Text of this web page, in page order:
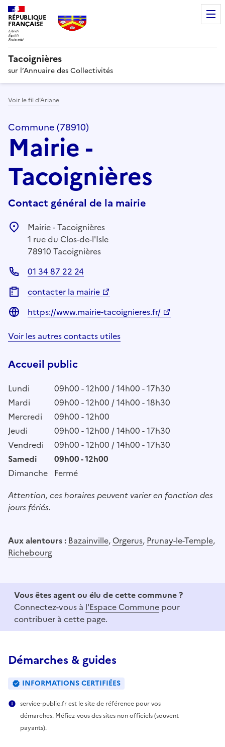
RÉPUBLIQUE
FRANÇAISE
Tacoignières
sur l’Annuaire des Collectivités
Voir le fil d’Ariane
Commune (78910)
Mairie -
Tacoignières
Contact général de la mairie
Mairie - Tacoignières
1 rue du Clos-de-l'Isle
78910 Tacoignières
01 34 87 22 24
contacter la mairie
https://www.mairie-tacoignieres.fr/
Voir les autres contacts utiles
Accueil public
Lundi
09h00 - 12h00 / 14h00 - 17h30
Mardi
09h00 - 12h00 / 14h00 - 18h30
Mercredi
09h00 - 12h00
Jeudi
09h00 - 12h00 / 14h00 - 17h30
Vendredi
09h00 - 12h00 / 14h00 - 17h30
Samedi
09h00 - 12h00
Dimanche Fermé
Attention, ces horaires peuvent varier en fonction des
jours fériés.
Aux alentours : Bazainville, Orgerus, Prunay-le-Temple,
Richebourg
Vous êtes agent ou élu de cette commune ?
Connectez-vous à l'Espace Commune pour
contribuer à cette page.
Démarches & guides
INFORMATIONS CERTIFIÉES
service-public.fr est le site de référence pour vos
démarches. Méfiez-vous des sites non officiels (souvent
payants).